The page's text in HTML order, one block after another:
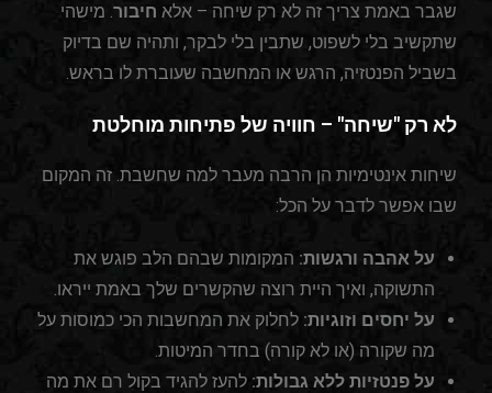
שגבר באמת צריך זה לא רק שיחה – אלא חיבור. מישהי
שתקשיב בלי לשפוט, שתבין בלי לבקר, ותהיה שם בדיוק
בשביל הפנטזיה, הרגש או המחשבה שעוברת לו בראש.
לא רק "שיחה" – חוויה של פתיחות מוחלטת
שיחות אינטימיות הן הרבה מעבר למה שחשבת. זה המקום
שבו אפשר לדבר על הכל:
על אהבה ורגשות: המקומות שבהם הלב פוגש את
התשוקה, ואיך היית רוצה שהקשרים שלך באמת ייראו.
על יחסים וזוגיות: לחלוק את המחשבות הכי כמוסות על
מה שקורה (או לא קורה) בחדר המיטות.
על פנטזיות ללא גבולות: להעז להגיד בקול רם את מה